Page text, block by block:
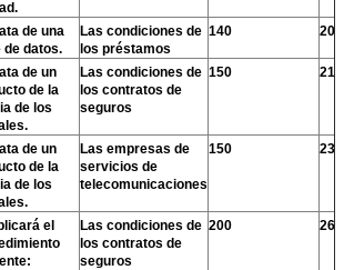
de una
de datos.
Las condiciones de
los préstamos
140 200
de un
de la
de los
Las condiciones de
los contratos de
seguros
150 210
de un
de la
de los
Las empresas de
servicios de
telecomunicaciones
150 230
el
Las condiciones de
los contratos de
seguros
200 260